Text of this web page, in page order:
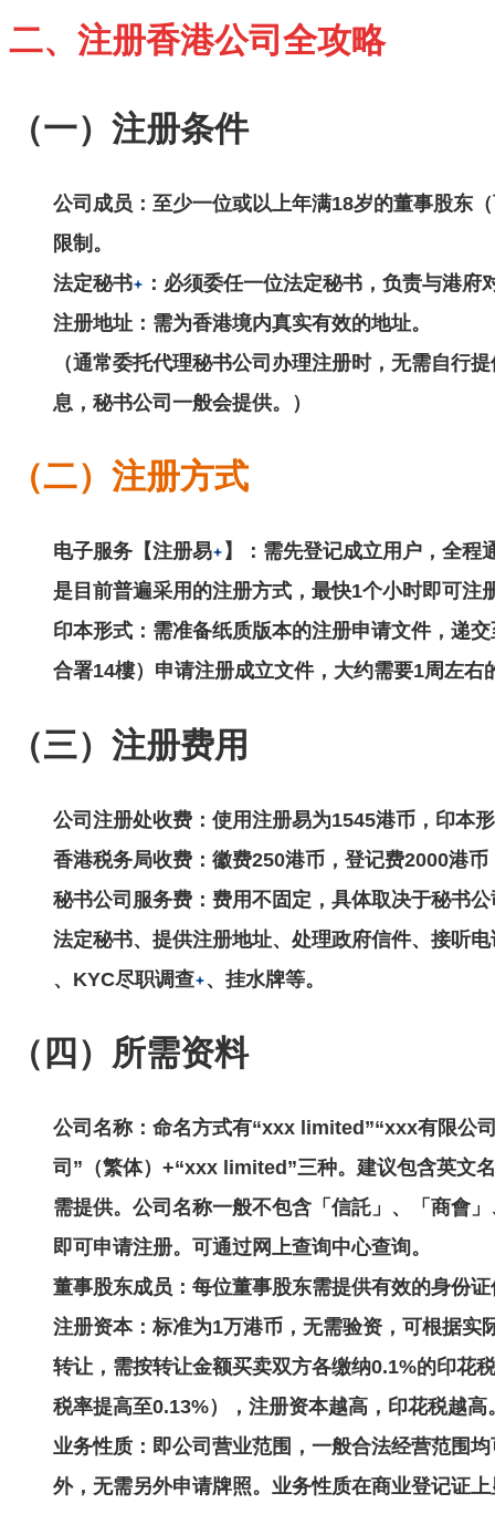
二、注册香港公司全攻略
（一）注册条件
公司成员 ：至少一位或以上年满18岁的董事股东
限制。
法定秘书
：必须委任一位法定秘书，负责与港府
注册地址 ：需为香港境内真实有效的地址。
（通常委托代理秘书公司办理注册时，无需自行
息，秘书公司一般会提供。）
（二）注册方式
电子服务【注册易
】：需先登记成立用户，全程
是目前普遍采用的注册方式，最快1个小时即可注
印本形式 ：需准备纸质版本的注册申请文件，递
合署14樓）申请注册成立文件，大约需要1周左右
（三）注册费用
公司注册处收费 ：使用注册易为1545港币，印本
香港税务局收费 ：徽费250港币，登记费2000港
秘书公司服务费 ：费用不固定，具体取决于秘书
法定秘书、提供注册地址、处理政府信件、接听
、 KYC尽职调查 、挂水牌等。
（四）所需资料
公司名称 ：命名方式有“xxx limited”“xxx有限公
司”（繁体）+“xxx limited”三种。建议包含英文
需提供。公司名称一般不包含「信託」、「商會
即可申请注册。可通过网上查询中心查询。
董事股东成员 ：每位董事股东需提供有效的身份
注册资本：标准为1万港币，无需验资，可根据实
转让，需按转让金额买卖双方各缴纳0.1%的印花
税率提高至0.13%），注册资本越高，印花税越高
业务性质 ：即公司营业范围，一般合法经营范围
外，无需另外申请牌照。业务性质在商业登记证